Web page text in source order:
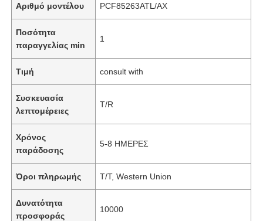
Αριθμό μοντέλου PCF85263ATL/AX
Ποσότητα
παραγγελίας min
1
Τιμή consult with
Συσκευασία
λεπτομέρειες
T/R
Χρόνος
παράδοσης
5-8 ΗΜΕΡΕΣ
Όροι πληρωμής T/T, Western Union
Δυνατότητα
προσφοράς
10000